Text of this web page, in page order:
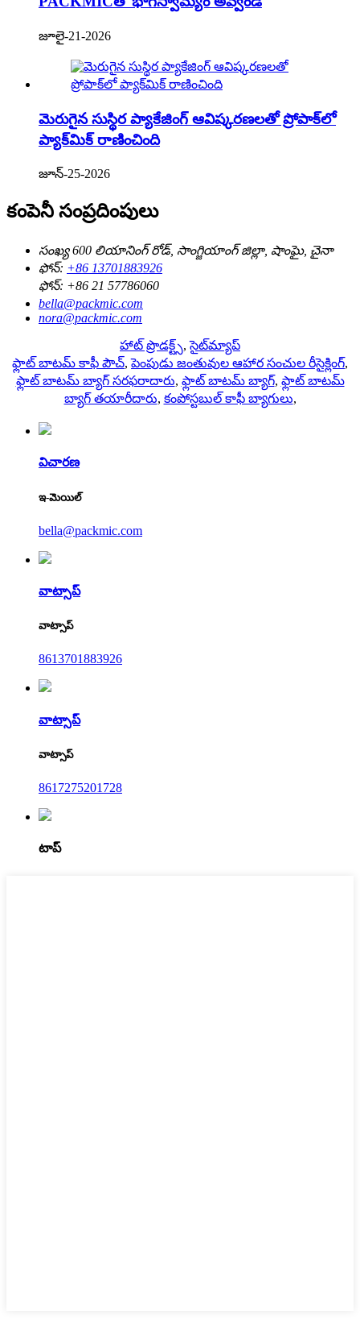
జూలై-21-2026
మెరుగైన సుస్థిర ప్యాకేజింగ్ ఆవిష్కరణలతో ప్రోపాక్‌లో
ప్యాక్‌మిక్ రాణించింది
జూన్-25-2026
కంపెనీ సంప్రదింపులు
సంఖ్య 600 లియానింగ్ రోడ్, సాంగ్జియాంగ్ జిల్లా, షాంఘై, చైనా
ఫోన్: +86 13701883926
ఫోన్: +86 21 57786060
bella@packmic.com
nora@packmic.com
హాట్ ప్రొడక్ట్స్,సైట్‌మ్యాప్
ఫ్లాట్ బాటమ్ కాఫీ పౌచ్,పెంపుడు జంతువుల ఆహార సంచుల రీసైక్లింగ్,
ఫ్లాట్ బాటమ్ బ్యాగ్ సరఫరాదారు, ఫ్లాట్ బాటమ్ బ్యాగ్, ఫ్లాట్ బాటమ్
బ్యాగ్ తయారీదారు, కంపోస్టబుల్ కాఫీ బ్యాగులు,
విచారణ
ఇ-మెయిల్
bella@packmic.com
వాట్సాప్
వాట్సాప్
8613701883926
వాట్సాప్
వాట్సాప్
8617275201728
టాప్